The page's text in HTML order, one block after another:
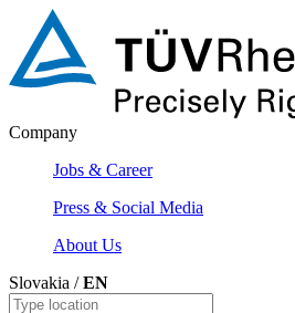
Company
Jobs & Career
Press & Social Media
About Us
Slovakia /EN